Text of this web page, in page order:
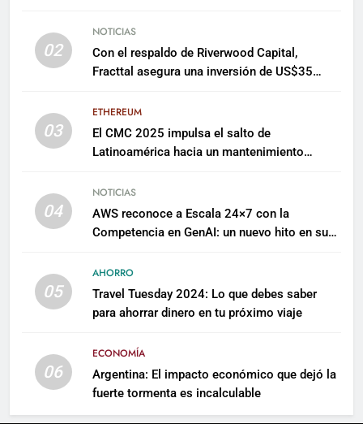
02
NOTICIAS
Con el respaldo de Riverwood Capital,
Fracttal asegura una inversión de US$35
03
ETHEREUM
El CMC 2025 impulsa el salto de
Latinoamérica hacia un mantenimiento
04
NOTICIAS
AWS reconoce a Escala 24×7 con la
Competencia en GenAI: un nuevo hito en su
05
AHORRO
Travel Tuesday 2024: Lo que debes saber
para ahorrar dinero en tu próximo viaje
06
ECONOMÍA
Argentina: El impacto económico que dejó la
fuerte tormenta es incalculable